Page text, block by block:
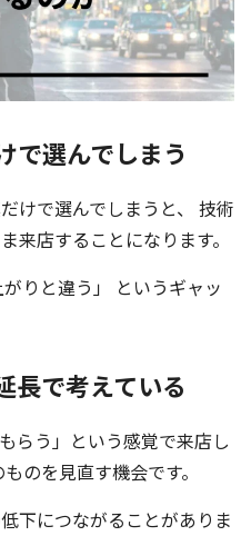
で選んでしまう
けで選んでしまうと、 技術
来店することになります。
りと違う」 というギャッ
長で考えている
らう」という感覚で来店し
のを見直す機会です。
下につながることがありま